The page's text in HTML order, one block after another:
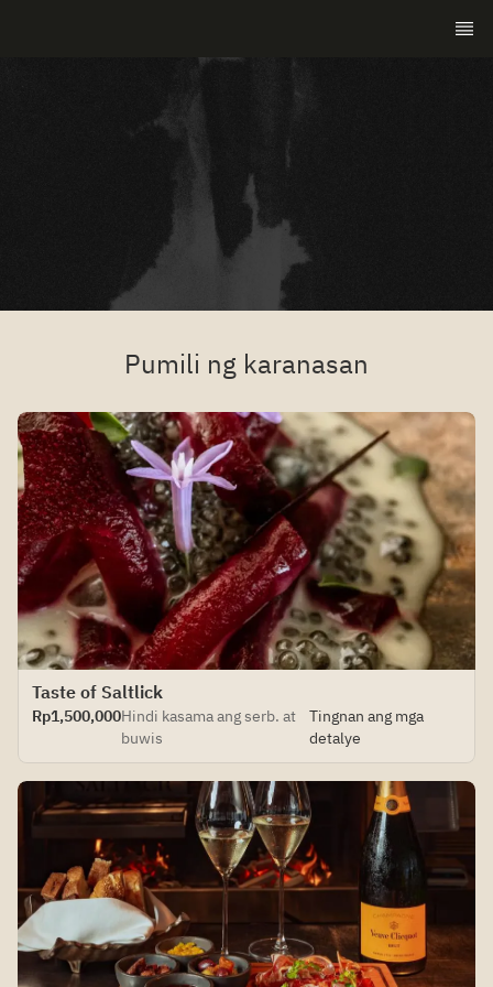
Pumili ng karanasan
Taste of Saltlick
Rp1,500,000Hindi kasama ang serb. at
buwis
Tingnan ang mga
detalye